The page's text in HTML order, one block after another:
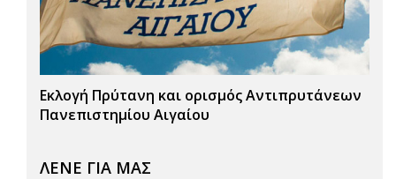
Εκλογή Πρύτανη και ορισμός Αντιπρυτάνεων
Πανεπιστημίου Αιγαίου
ΛΕΝΕ ΓΙΑ ΜΑΣ